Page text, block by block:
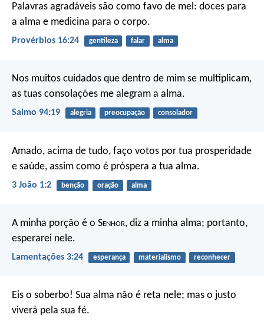
Palavras agradáveis são como favo de mel: doces para
a alma e medicina para o corpo.
Provérbios 16:24 gentileza falar alma
Nos muitos cuidados que dentro de mim se multiplicam,
as tuas consolações me alegram a alma.
Salmo 94:19 alegria preocupação consolador
Amado, acima de tudo, faço votos por tua prosperidade
e saúde, assim como é próspera a tua alma.
3 João 1:2 benção oração alma
A minha porção é o Senhor, diz a minha alma; portanto,
esperarei nele.
Lamentações 3:24 esperança materialismo reconhecer
Eis o soberbo! Sua alma não é reta nele; mas o justo
viverá pela sua fé.